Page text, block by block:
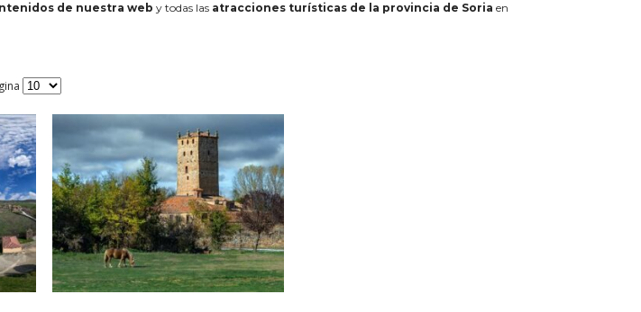
de nuestra web y todas las atracciones turísticas de la provincia de Soria en